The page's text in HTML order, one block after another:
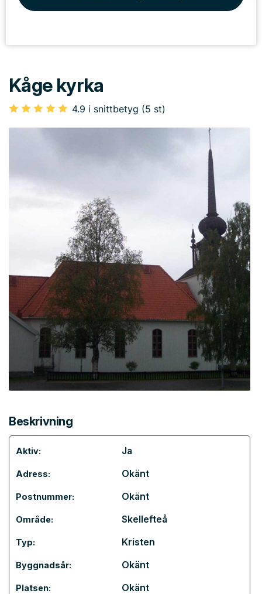
Kåge kyrka
4.9 i snittbetyg (5 st)
Beskrivning
Aktiv: Ja
Adress: Okänt
Postnummer: Okänt
Område: Skellefteå
Typ: Kristen
Byggnadsår: Okänt
Platsen: Okänt